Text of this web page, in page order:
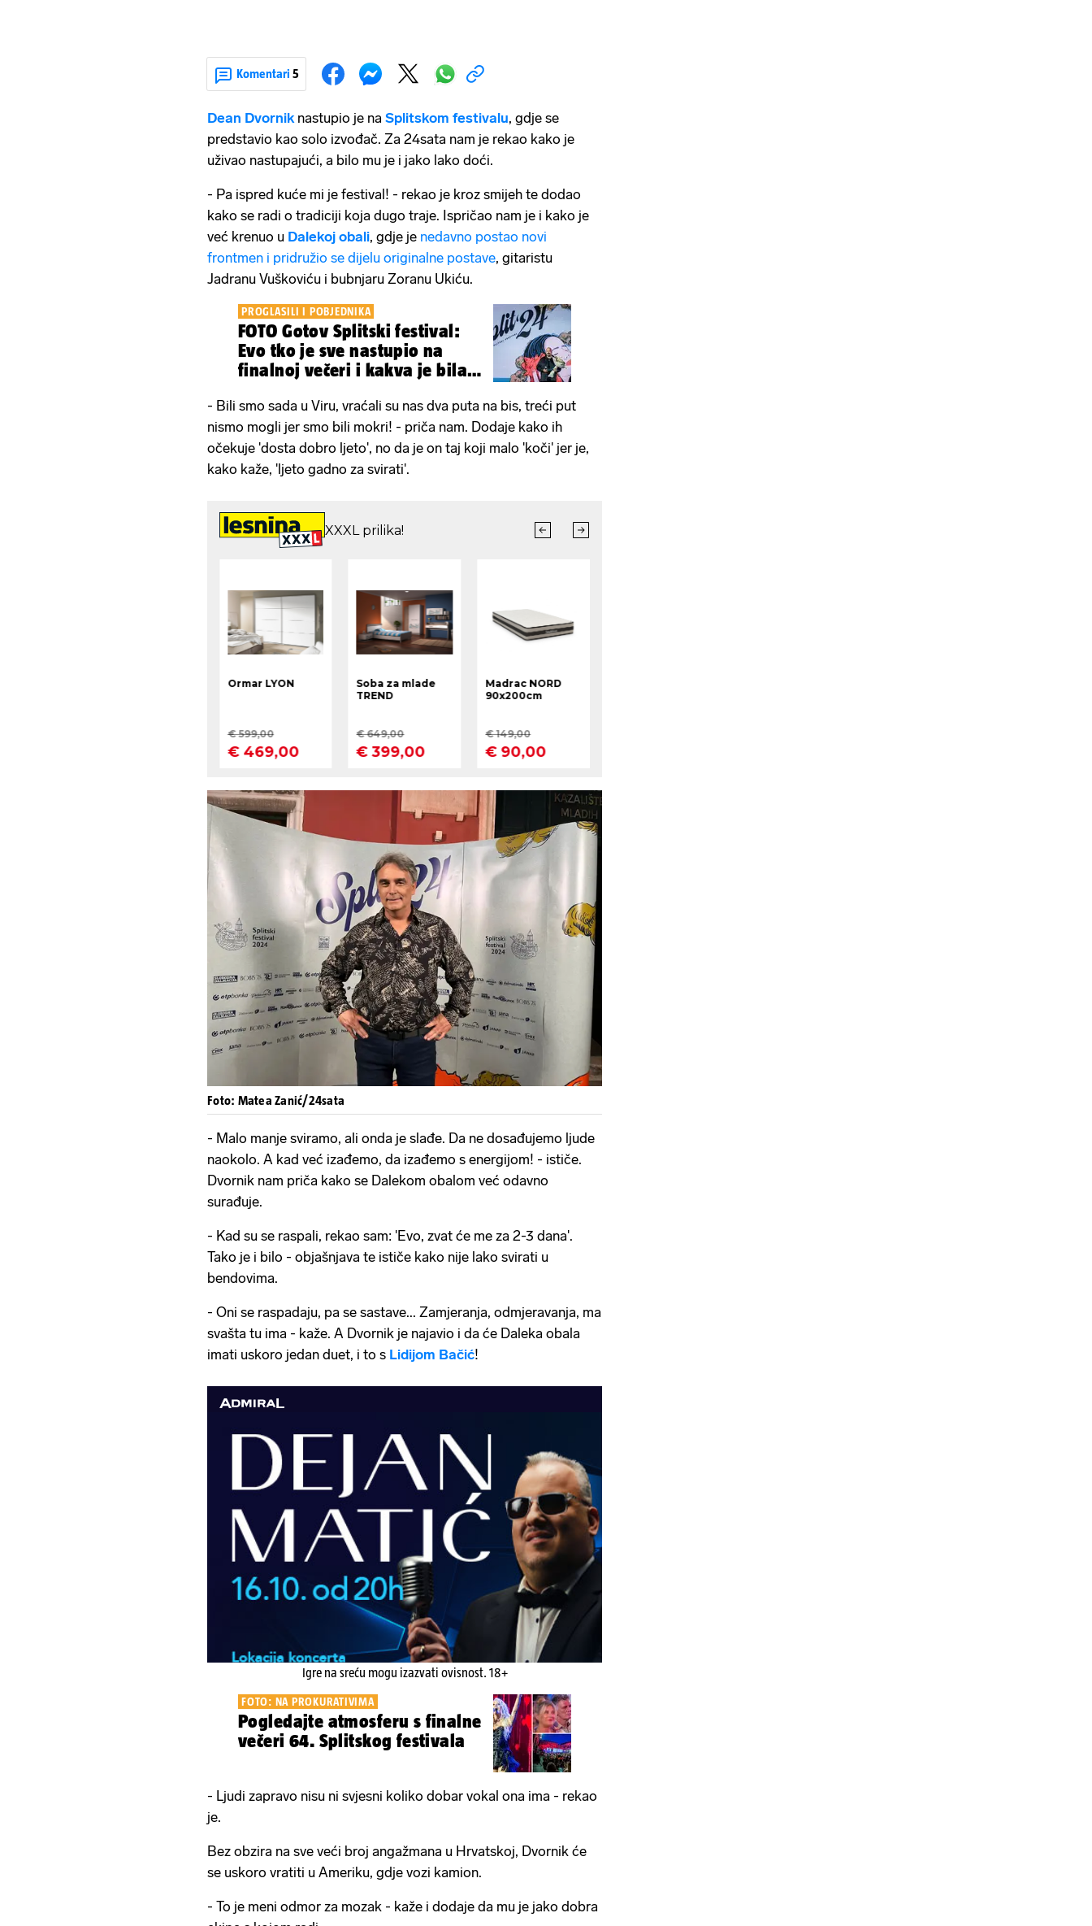
Komentari 5
Dean Dvornik nastupio je na Splitskom festivalu, gdje se
predstavio kao solo izvođač. Za 24sata nam je rekao kako je
uživao nastupajući, a bilo mu je i jako lako doći.
- Pa ispred kuće mi je festival! - rekao je kroz smijeh te dodao
kako se radi o tradiciji koja dugo traje. Ispričao nam je i kako je
već krenuo u Dalekoj obali, gdje je nedavno postao novi
frontmen i pridružio se dijelu originalne postave, gitaristu
Jadranu Vuškoviću i bubnjaru Zoranu Ukiću.
PROGLASILI I POBJEDNIKA
FOTO Gotov Splitski festival:
Evo tko je sve nastupio na
finalnoj večeri i kakva je bila
- Bili smo sada u Viru, vraćali su nas dva puta na bis, treći put
nismo mogli jer smo bili mokri! - priča nam. Dodaje kako ih
očekuje 'dosta dobro ljeto', no da je on taj koji malo 'koči' jer je,
kako kaže, 'ljeto gadno za svirati'.
Foto: Matea Zanić/24sata
- Malo manje sviramo, ali onda je slađe. Da ne dosađujemo ljude
naokolo. A kad već izađemo, da izađemo s energijom! - ističe.
Dvornik nam priča kako se Dalekom obalom već odavno
surađuje.
- Kad su se raspali, rekao sam: 'Evo, zvat će me za 2-3 dana'.
Tako je i bilo - objašnjava te ističe kako nije lako svirati u
bendovima.
- Oni se raspadaju, pa se sastave... Zamjeranja, odmjeravanja, ma
svašta tu ima - kaže. A Dvornik je najavio i da će Daleka obala
imati uskoro jedan duet, i to s Lidijom Bačić!
Igre na sreću mogu izazvati ovisnost. 18+
FOTO: NA PROKURATIVIMA
Pogledajte atmosferu s finalne
večeri 64. Splitskog festivala
- Ljudi zapravo nisu ni svjesni koliko dobar vokal ona ima - rekao
je.
Bez obzira na sve veći broj angažmana u Hrvatskoj, Dvornik će
se uskoro vratiti u Ameriku, gdje vozi kamion.
- To je meni odmor za mozak - kaže i dodaje da mu je jako dobra